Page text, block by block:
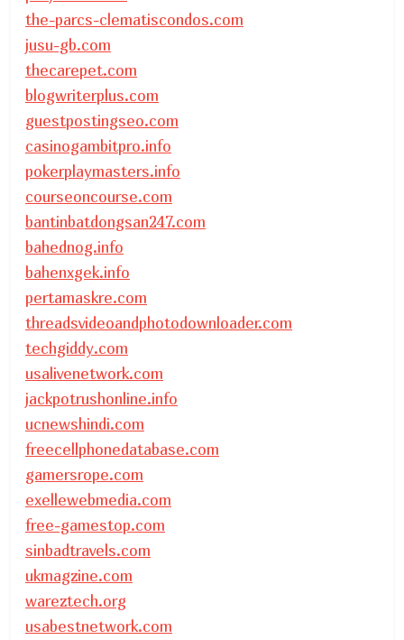
the-parcs-clematiscondos.com
jusu-gb.com
thecarepet.com
blogwriterplus.com
guestpostingseo.com
casinogambitpro.info
pokerplaymasters.info
courseoncourse.com
bantinbatdongsan247.com
bahednog.info
bahenxgek.info
pertamaskre.com
threadsvideoandphotodownloader.com
techgiddy.com
usalivenetwork.com
jackpotrushonline.info
ucnewshindi.com
freecellphonedatabase.com
gamersrope.com
exellewebmedia.com
free-gamestop.com
sinbadtravels.com
ukmagzine.com
wareztech.org
usabestnetwork.com